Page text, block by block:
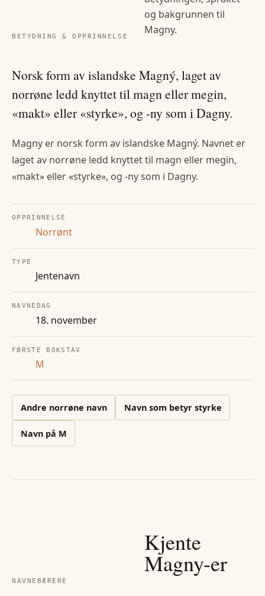
BETYDNING & OPPRINNELSE
og bakgrunnen til
Magny.
Norsk form av islandske Magný, laget av
norrøne ledd knyttet til magn eller megin,
«makt» eller «styrke», og -ny som i Dagny.
Magny er norsk form av islandske Magný. Navnet er
laget av norrøne ledd knyttet til magn eller megin,
«makt» eller «styrke», og -ny som i Dagny.
OPPRINNELSE
Norrønt
TYPE
Jentenavn
NAVNEDAG
18. november
FØRSTE BOKSTAV
M
Andre norrøne navn Navn som betyr styrke
Navn på M
NAVNEBÆRERE
Kjente
Magny-er